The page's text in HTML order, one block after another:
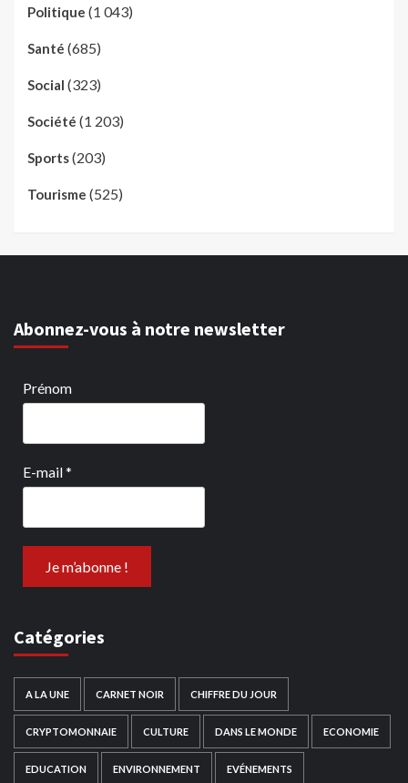
Politique (1 043)
Santé (685)
Social (323)
Société (1 203)
Sports(203)
Tourisme (525)
Abonnez-vous à notre newsletter
Prénom
E-mail*
Catégories
A LA UNE CARNET NOIR CHIFFRE DU JOUR
CRYPTOMONNAIE CULTURE DANS LE MONDE ECONOMIE
EDUCATION ENVIRONNEMENT EVÉNEMENTS